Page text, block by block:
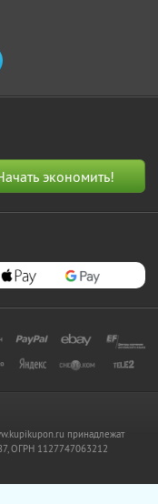
принадлежат
ОГРН 1127747063212